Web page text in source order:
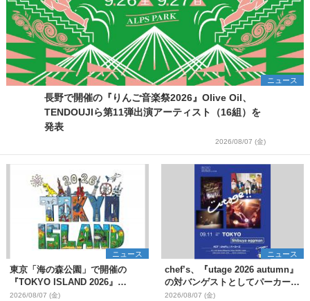
ニュース
長野で開催の『りんご音楽祭2026』Olive Oil、
TENDOUJIら第11弾出演アーティスト（16組）を
発表
2026/08/07 (金)
ニュース
東京「海の森公園」で開催の
『TOKYO ISLAND 2026』
BIGMAMA、flumpoolら第3弾出
2026/08/07 (金)
ニュース
chef’s、『utage 2026 autumn』
の対バンゲストとしてパーカーズ
を発表
2026/08/07 (金)